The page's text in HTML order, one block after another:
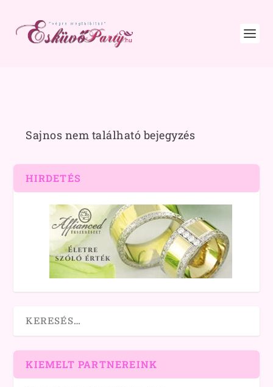
Sajnos nem található bejegyzés
HIRDETÉS
KIEMELT PARTNEREINK